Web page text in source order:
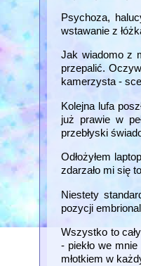
Psychoza,
wstawanie z
Jak wiadomo z
przepalić.
kamerzysta -
Kolejna lufa
już prawie w
przebłyski
Odłożyłem
zdarzało mi się
Niestety
pozycji
Wszystko to
- piekło we
młotkiem w